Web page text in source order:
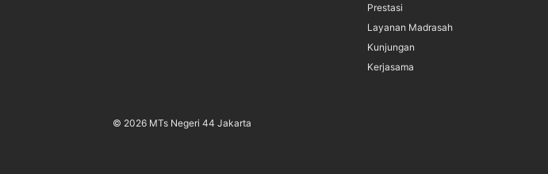
Prestasi
Layanan Madrasah
Kunjungan
Kerjasama
© 2026 MTs Negeri 44 Jakarta